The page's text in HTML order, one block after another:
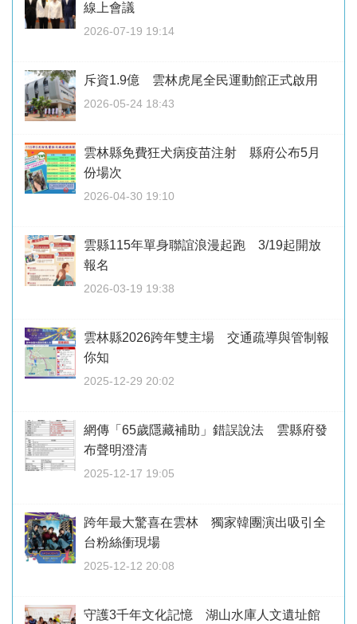
線上會議
2026-07-19 19:14
斥資1.9億 雲林虎尾全民運動館正式啟用
2026-05-24 18:43
雲林縣免費狂犬病疫苗注射 縣府公布5月
份場次
2026-04-30 19:10
雲縣115年單身聯誼浪漫起跑 3/19起開放
報名
2026-03-19 19:38
雲林縣2026跨年雙主場 交通疏導與管制報
你知
2025-12-29 20:02
網傳「65歲隱藏補助」錯誤說法 雲縣府發
布聲明澄清
2025-12-17 19:05
跨年最大驚喜在雲林 獨家韓團演出吸引全
台粉絲衝現場
2025-12-12 20:08
守護3千年文化記憶 湖山水庫人文遺址館